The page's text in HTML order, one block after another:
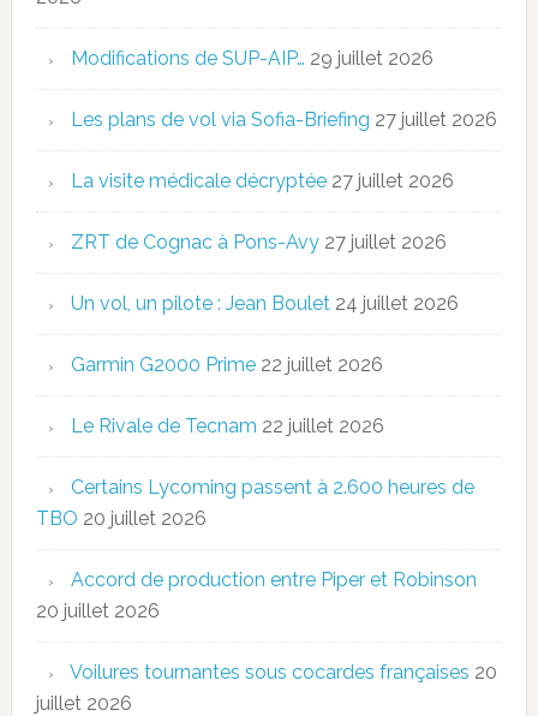
Modifications de SUP-AIP… 29 juillet 2026
Les plans de vol via Sofia-Briefing 27 juillet 2026
La visite médicale décryptée 27 juillet 2026
ZRT de Cognac à Pons-Avy 27 juillet 2026
Un vol, un pilote : Jean Boulet 24 juillet 2026
Garmin G2000 Prime 22 juillet 2026
Le Rivale de Tecnam 22 juillet 2026
Certains Lycoming passent à 2.600 heures de
TBO 20 juillet 2026
Accord de production entre Piper et Robinson
20 juillet 2026
Voilures tournantes sous cocardes françaises 20
juillet 2026